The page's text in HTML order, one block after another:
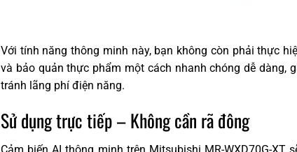
Với tính năng thông minh này, bạn không còn phải thực
và bảo quản thực phẩm một cách nhanh chóng dễ
tránh lãng phí điện năng.
Sử dụng trực tiếp – Không cần rã đông
Cảm biến AI thông minh trên Mitsubishi MR-WXD70G-